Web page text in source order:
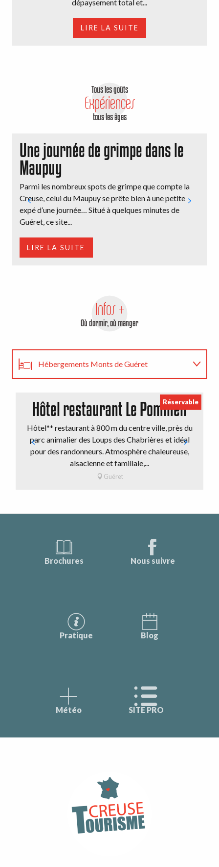
dépaysement total et...
LIRE LA SUITE
Tous les goûts
Expériences
tous les âges
Une journée de grimpe dans le
Maupuy
Parmi les nombreux spots de grimpe que compte la
Creuse, celui du Maupuy se prête bien à une petite
expé d’une journée… Situé à quelques minutes de
Guéret, ce site...
LIRE LA SUITE
Infos +
Où dormir, où manger
Hébergements Monts de Guéret
Hôtel restaurant Le Pommeil
Hôtel** restaurant à 800 m du centre ville, près du
parc animalier des Loups des Chabrières et idéal
pour des randonneurs. Atmosphère chaleureuse,
alsacienne et familiale,...
Guéret
Réservable
Brochures Nous suivre
Pratique Blog
Météo SITE PRO